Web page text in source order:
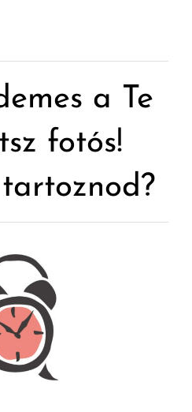
a Te
fotós!